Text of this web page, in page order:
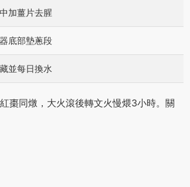
加薑片去腥
底部墊蔥段
並每日換水
棗同燉，大火滾後轉文火慢煨3小時。關